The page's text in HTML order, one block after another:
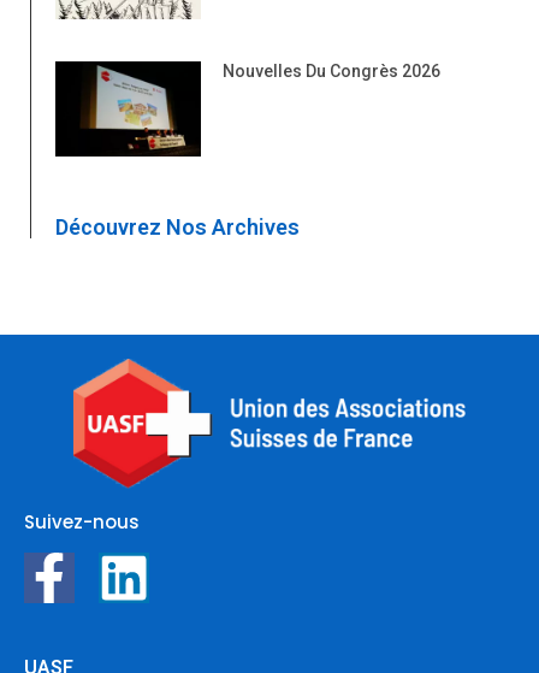
Nouvelles Du Congrès 2026
Découvrez Nos Archives
Suivez-nous
UASF